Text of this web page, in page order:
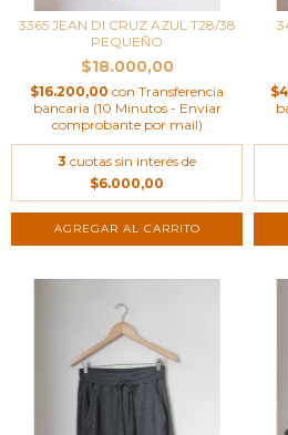
3365 JEAN DI CRUZ AZUL T28/38
PEQUEÑO
$18.000,00
$16.200,00 con Transferencia
bancaria (10 Minutos - Enviar
comprobante por mail)
3 cuotas sin interés de
$6.000,00